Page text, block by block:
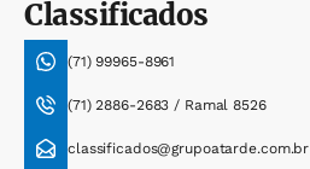
Classificados
(71) 99965-8961
(71) 2886-2683 / Ramal 8526
classificados@grupoatarde.com.br